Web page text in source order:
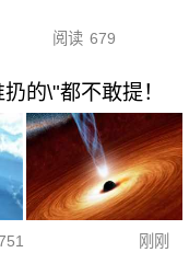
阅读 679
的\"都不敢提！
刚刚